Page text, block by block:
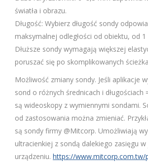
światła i obrazu.
Długość: Wybierz długość sondy
maksymalnej odległości od obiektu, od
Dłuższe sondy wymagają większej
poruszać się po skomplikowanych
Możliwość zmiany sondy. Jeśli aplikacje
sond o różnych średnicach i długościach
są wideoskopy z wymiennymi sondami.
od zastosowania można zmieniać.
są sondy firmy @Mitcorp. Umożliwiają
ultracienkiej z sondą dalekiego zasięgu
urządzeniu. https://www.mitcorp.com.tw/